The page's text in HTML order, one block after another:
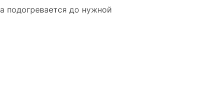
до нужной